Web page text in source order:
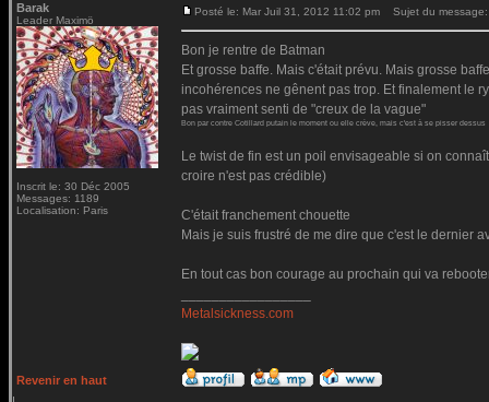
Barak
Leader Maximö
Inscrit le: 30 Déc 2005
Messages: 1189
Localisation: Paris
Posté le: Mar Juil 31, 2012 11:02 pm Sujet du message:
Bon je rentre de Batman
Et grosse baffe. Mais c'était prévu. Mais grosse
incohérences ne gênent pas trop. Et finalement le
pas vraiment senti de "creux de la vague"
Bon par contre Cotillard putain le moment ou elle crève, mais c'est à se pisser dessus
Le twist de fin est un poil envisageable si on
croire n'est pas crédible)
C'était franchement chouette
Mais je suis frustré de me dire que c'est le dernier
En tout cas bon courage au prochain qui va
Metalsickness.com
Revenir en haut